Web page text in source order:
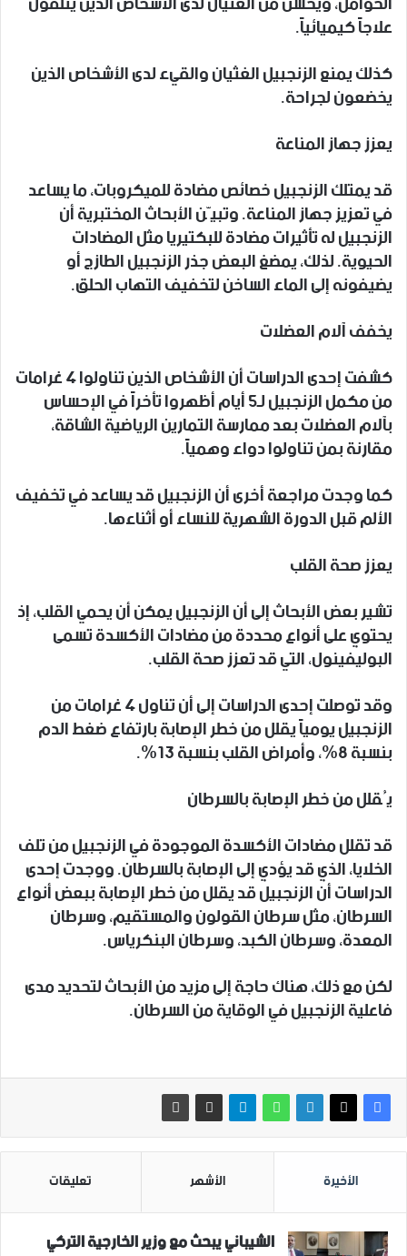
علاجاً كيميائياً.
كذلك يمنع الزنجبيل الغثيان والقيء لدى الأشخاص الذين
يخضعون لجراحة.
يعزز جهاز المناعة
قد يمتلك الزنجبيل خصائص مضادة للميكروبات، ما يساعد
في تعزيز جهاز المناعة. وتبيّن الأبحاث المختبرية أن
الزنجبيل له تأثيرات مضادة للبكتيريا مثل المضادات
الحيوية. لذلك، يمضغ البعض جذر الزنجبيل الطازج أو
يضيفونه إلى الماء الساخن لتخفيف التهاب الحلق.
يخفف آلام العضلات
كشفت إحدى الدراسات أن الأشخاص الذين تناولوا 4 غرامات
من مكمل الزنجبيل لـ5 أيام أظهروا تأخراً في الإحساس
بآلام العضلات بعد ممارسة التمارين الرياضية الشاقة،
مقارنة بمن تناولوا دواء وهمياً.
كما وجدت مراجعة أخرى أن الزنجبيل قد يساعد في تخفيف
الألم قبل الدورة الشهرية للنساء أو أثناءها.
يعزز صحة القلب
تشير بعض الأبحاث إلى أن الزنجبيل يمكن أن يحمي القلب، إذ
يحتوي على أنواع محددة من مضادات الأكسدة تسمى
البوليفينول، التي قد تعزز صحة القلب.
وقد توصلت إحدى الدراسات إلى أن تناول 4 غرامات من
الزنجبيل يومياً يقلل من خطر الإصابة بارتفاع ضغط الدم
بنسبة 8%، وأمراض القلب بنسبة 13%.
يُقلل من خطر الإصابة بالسرطان
قد تقلل مضادات الأكسدة الموجودة في الزنجبيل من تلف
الخلايا، الذي قد يؤدي إلى الإصابة بالسرطان. ووجدت إحدى
الدراسات أن الزنجبيل قد يقلل من خطر الإصابة ببعض أنواع
السرطان، مثل سرطان القولون والمستقيم، وسرطان
المعدة، وسرطان الكبد، وسرطان البنكرياس.
لكن مع ذلك، هناك حاجة إلى مزيد من الأبحاث لتحديد مدى
فاعلية الزنجبيل في الوقاية من السرطان.
الأخيرة الأشهر تعليقات
الشيباني يبحث مع وزير الخارجية التركي